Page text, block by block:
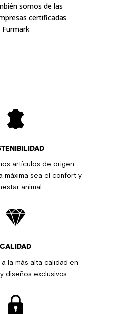
somos de las
certificadas
Furmark
artículos de origen
máxima sea el confort y
animal.
CALIDAD
la más alta calidad en
diseños exclusivos